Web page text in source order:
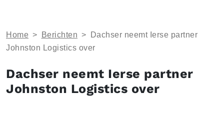
Home > Berichten >
Dachser neemt Ierse partner
Johnston Logistics over
Dachser neemt Ierse partner
Johnston Logistics over